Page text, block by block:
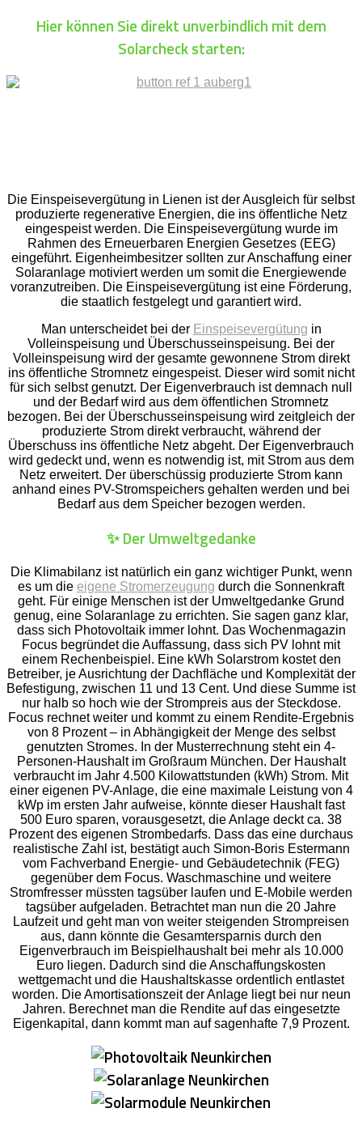
Hier können Sie direkt unverbindlich mit dem
Solarcheck starten:
Die Einspeisevergütung in Lienen ist der Ausgleich für selbst
produzierte regenerative Energien, die ins öffentliche Netz
eingespeist werden. Die Einspeisevergütung wurde im
Rahmen des Erneuerbaren Energien Gesetzes (EEG)
eingeführt. Eigenheimbesitzer sollten zur Anschaffung einer
Solaranlage motiviert werden um somit die Energiewende
voranzutreiben. Die Einspeisevergütung ist eine Förderung,
die staatlich festgelegt und garantiert wird.
Man unterscheidet bei der Einspeisevergütung in
Volleinspeisung und Überschusseinspeisung. Bei der
Volleinspeisung wird der gesamte gewonnene Strom direkt
ins öffentliche Stromnetz eingespeist. Dieser wird somit nicht
für sich selbst genutzt. Der Eigenverbrauch ist demnach null
und der Bedarf wird aus dem öffentlichen Stromnetz
bezogen. Bei der Überschusseinspeisung wird zeitgleich der
produzierte Strom direkt verbraucht, während der
Überschuss ins öffentliche Netz abgeht. Der Eigenverbrauch
wird gedeckt und, wenn es notwendig ist, mit Strom aus dem
Netz erweitert. Der überschüssig produzierte Strom kann
anhand eines PV-Stromspeichers gehalten werden und bei
Bedarf aus dem Speicher bezogen werden.
✨ Der Umweltgedanke
Die Klimabilanz ist natürlich ein ganz wichtiger Punkt, wenn
es um die eigene Stromerzeugung durch die Sonnenkraft
geht. Für einige Menschen ist der Umweltgedanke Grund
genug, eine Solaranlage zu errichten. Sie sagen ganz klar,
dass sich Photovoltaik immer lohnt. Das Wochenmagazin
Focus begründet die Auffassung, dass sich PV lohnt mit
einem Rechenbeispiel. Eine kWh Solarstrom kostet den
Betreiber, je Ausrichtung der Dachfläche und Komplexität der
Befestigung, zwischen 11 und 13 Cent. Und diese Summe ist
nur halb so hoch wie der Strompreis aus der Steckdose.
Focus rechnet weiter und kommt zu einem Rendite-Ergebnis
von 8 Prozent – in Abhängigkeit der Menge des selbst
genutzten Stromes. In der Musterrechnung steht ein 4-
Personen-Haushalt im Großraum München. Der Haushalt
verbraucht im Jahr 4.500 Kilowattstunden (kWh) Strom. Mit
einer eigenen PV-Anlage, die eine maximale Leistung von 4
kWp im ersten Jahr aufweise, könnte dieser Haushalt fast
500 Euro sparen, vorausgesetzt, die Anlage deckt ca. 38
Prozent des eigenen Strombedarfs. Dass das eine durchaus
realistische Zahl ist, bestätigt auch Simon-Boris Estermann
vom Fachverband Energie- und Gebäudetechnik (FEG)
gegenüber dem Focus. Waschmaschine und weitere
Stromfresser müssten tagsüber laufen und E-Mobile werden
tagsüber aufgeladen. Betrachtet man nun die 20 Jahre
Laufzeit und geht man von weiter steigenden Strompreisen
aus, dann könnte die Gesamtersparnis durch den
Eigenverbrauch im Beispielhaushalt bei mehr als 10.000
Euro liegen. Dadurch sind die Anschaffungskosten
wettgemacht und die Haushaltskasse ordentlich entlastet
worden. Die Amortisationszeit der Anlage liegt bei nur neun
Jahren. Berechnet man die Rendite auf das eingesetzte
Eigenkapital, dann kommt man auf sagenhafte 7,9 Prozent.